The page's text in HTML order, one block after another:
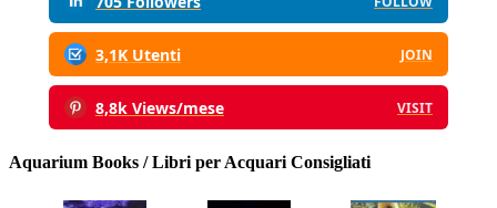
3,1K Utenti JOIN
8,8k Views/mese VISIT
Aquarium Books / Libri per Acquari Consigliati